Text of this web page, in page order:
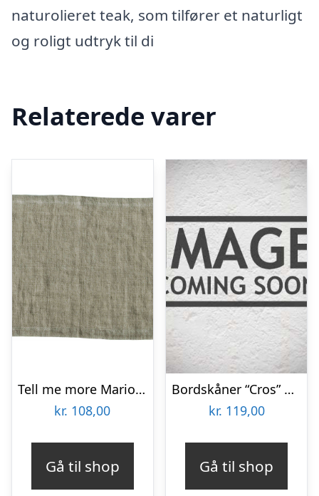
naturolieret teak, som tilfører et naturligt
og roligt udtryk til di
Relaterede varer
Tell me more Marion bordskåner 50×37 cm, dune
kr. 108,00
Gå til shop
Bordskåner “Cros” messing finish – House Doctor
kr. 119,00
Gå til shop